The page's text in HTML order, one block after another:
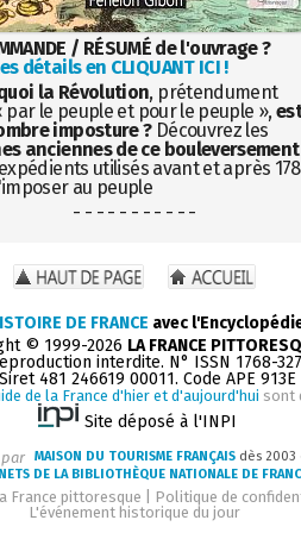
/ RÉSUMÉ de l'ouvrage ?
détails en CLIQUANT ICI !
la Révolution, prétendument
par le peuple et pour le peuple »,
imposture ?Découvrez les
anciennes de ce bouleversement
utilisés avant et après
au peuple
- - - - - - - - - - -
DE FRANCE avec
© 1999-2026 LA FRANCE
interdite. N° ISSN 1768-
481 246619 00011. Code APE 913E
de la France d'hier et d'aujourd'hui sont
Site déposé à l'INPI
MAISON DU TOURISME FRANÇAIS dès
DE LA BIBLIOTHÈQUE NATIONALE DE
France pittoresque
Politique de
L'événement historique du jour